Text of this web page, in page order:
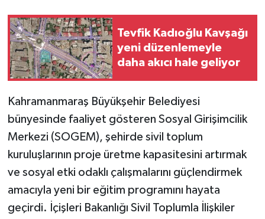
Tevfik Kadıoğlu Kavşağı
yeni düzenlemeyle
daha akıcı hale geliyor
Kahramanmaraş Büyükşehir Belediyesi
bünyesinde faaliyet gösteren Sosyal Girişimcilik
Merkezi (SOGEM), şehirde sivil toplum
kuruluşlarının proje üretme kapasitesini artırmak
ve sosyal etki odaklı çalışmalarını güçlendirmek
amacıyla yeni bir eğitim programını hayata
geçirdi. İçişleri Bakanlığı Sivil Toplumla İlişkiler